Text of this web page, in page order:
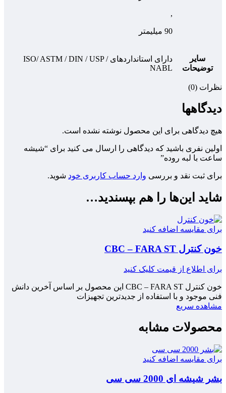
,
90 میلیمتر
سایر
توضیحات
دارای استانداردهای ISO/ ASTM / DIN / USP /
NABL
نظرات (0)
دیدگاهها
هیچ دیدگاهی برای این محصول نوشته نشده است.
اولین نفری باشید که دیدگاهی را ارسال می کنید برای “شیشه
ساعت با لبه روده”
برای ثبت نقد و بررسی وارد حساب کاربری خود شوید.
شاید این‌ها را هم بپسندید…
برای مقایسه اضافه کنید
خون کنترل CBC – FARA ST
برای اطلاع از قیمت کلیک کنید
خون کنترل CBC – FARA ST این محصول بر اساس آخرین دانش
فنی موجود و با استفاده از جدیدترین تجهیزات
مشاهده سریع
محصولات مشابه
برای مقایسه اضافه کنید
بشر شیشه ای 2000 سی سی